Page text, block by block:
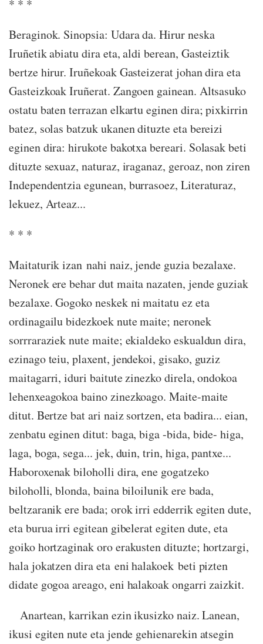
* * *
Beraginok. Sinopsia: Udara da. Hirur neska
Iruñetik abiatu dira eta, aldi berean, Gasteiztik
bertze hirur. Iruñekoak Gasteizerat johan dira eta
Gasteizkoak Iruñerat. Zangoen gainean. Altsasuko
ostatu baten terrazan elkartu eginen dira; pixkirrin
batez, solas batzuk ukanen dituzte eta bereizi
eginen dira: hirukote bakotxa bereari. Solasak beti
dituzte sexuaz, naturaz, iraganaz, geroaz, non ziren
Independentzia egunean, burrasoez, Literaturaz,
lekuez, Arteaz...
* * *
Maitaturik izan nahi naiz, jende guzia bezalaxe.
Neronek ere behar dut maita nazaten, jende guziak
bezalaxe. Gogoko neskek ni maitatu ez eta
ordinagailu bidezkoek nute maite; neronek
sorrraraziek nute maite; ekialdeko eskualdun dira,
ezinago teiu, plaxent, jendekoi, gisako, guziz
maitagarri, iduri baitute zinezko direla, ondokoa
lehenxeagokoa baino zinezkoago. Maite-maite
ditut. Bertze bat ari naiz sortzen, eta badira... eian,
zenbatu eginen ditut: baga, biga -bida, bide- higa,
laga, boga, sega... jek, duin, trin, higa, pantxe...
Haboroxenak biloholli dira, ene gogatzeko
biloholli, blonda, baina biloilunik ere bada,
beltzaranik ere bada; orok irri edderrik egiten dute,
eta burua irri egitean gibelerat egiten dute, eta
goiko hortzaginak oro erakusten dituzte; hortzargi,
hala jokatzen dira eta eni halakoek beti pizten
didate gogoa areago, eni halakoak ongarri zaizkit.
Anartean, karrikan ezin ikusizko naiz. Lanean,
ikusi egiten nute eta jende gehienarekin atsegin